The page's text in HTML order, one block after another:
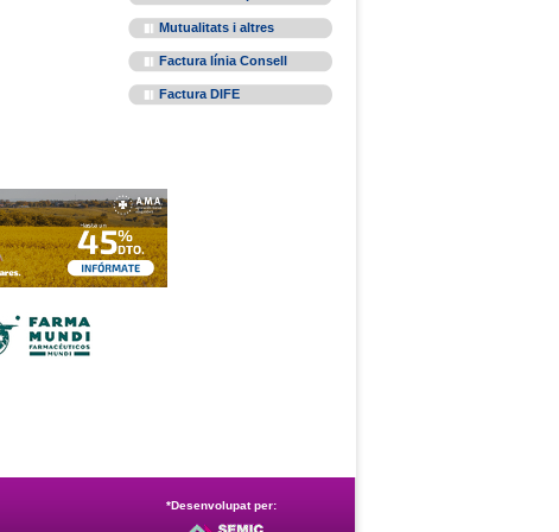
Mutualitats i altres
Factura línia Consell
Factura DIFE
*Desenvolupat per: